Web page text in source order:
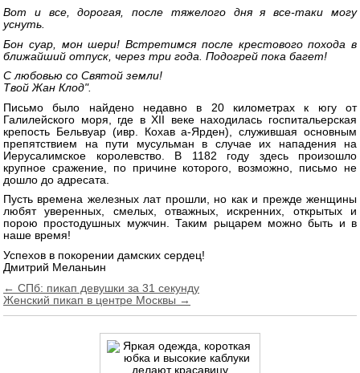
Вот и все, дорогая, после тяжелого дня я все-таки могу
уснуть.
Бон суар, мон шери! Встретимся после крестового похода в
ближайший отпуск, через три года. Подогрей пока багет!
С любовью со Святой земли!
Твой Жан Клод".
Письмо было найдено недавно в 20 километрах к югу от
Галилейского моря, где в XII веке находилась госпитальерская
крепость Бельвуар (ивр. Кохав а-Ярден), служившая основным
препятствием на пути мусульман в случае их нападения на
Иерусалимское королевство. В 1182 году здесь произошло
крупное сражение, по причине которого, возможно, письмо не
дошло до адресата.
Пусть времена железных лат прошли, но как и прежде женщины
любят уверенных, смелых, отважных, искренних, открытых и
порою простодушных мужчин. Таким рыцарем можно быть и в
наше время!
Успехов в покорении дамских сердец!
Дмитрий Меланьин
Навигация
по
записям
← СПб: пикап девушки за 31 секунду
Женский пикап в центре Москвы →